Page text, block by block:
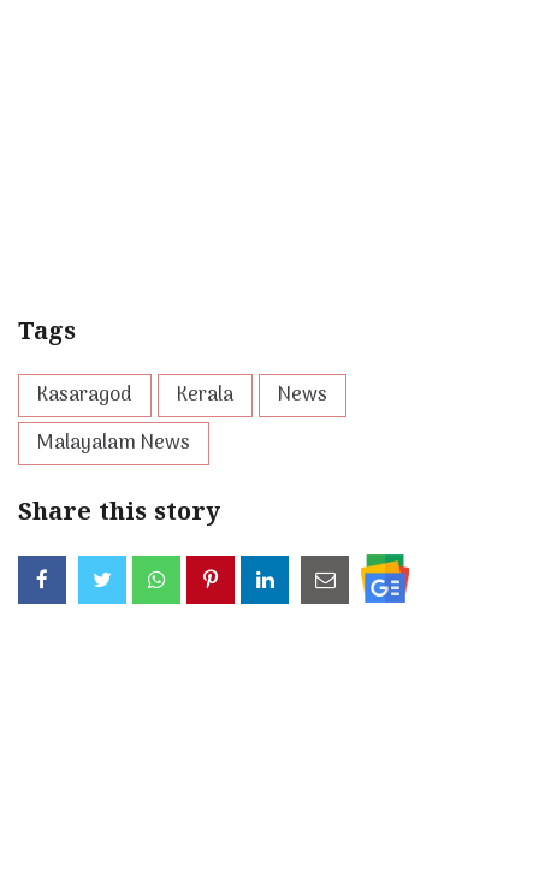
Tags
Kasaragod Kerala
News
Malayalam News
Share this story